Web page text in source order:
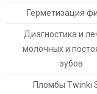
Герметизация
Диагностика и
молочных и
зубов
Пломбы Twinki